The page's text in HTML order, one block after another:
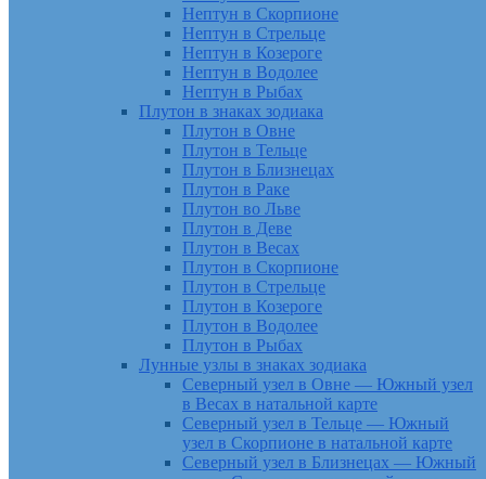
Нептун в Скорпионе
Нептун в Стрельце
Нептун в Козероге
Нептун в Водолее
Нептун в Рыбах
Плутон в знаках зодиака
Плутон в Овне
Плутон в Тельце
Плутон в Близнецах
Плутон в Раке
Плутон во Льве
Плутон в Деве
Плутон в Весах
Плутон в Скорпионе
Плутон в Стрельце
Плутон в Козероге
Плутон в Водолее
Плутон в Рыбах
Лунные узлы в знаках зодиака
Северный узел в Овне — Южный узел
в Весах в натальной карте
Северный узел в Тельце — Южный
узел в Скорпионе в натальной карте
Северный узел в Близнецах — Южный